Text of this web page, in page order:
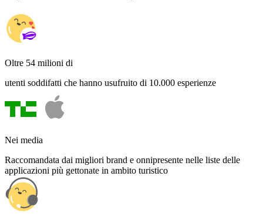
Oltre 54 milioni di
utenti soddifatti che hanno usufruito di 10.000 esperienze
Nei media
Raccomandata dai migliori brand e onnipresente nelle liste delle
applicazioni più gettonate in ambito turistico